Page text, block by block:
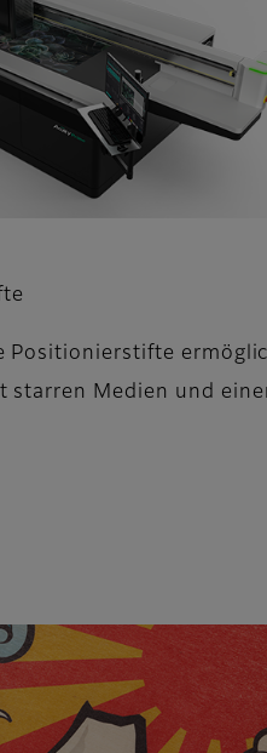
Positionierstifte
starren Medien und